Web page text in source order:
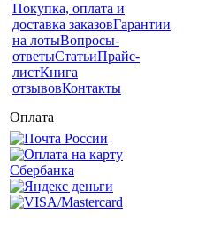
Покупка, оплата и
доставка заказовГарантии
на лотыВопросы-
ответыСтатьиПрайс-
листКнига
отзывовКонтакты
Оплата